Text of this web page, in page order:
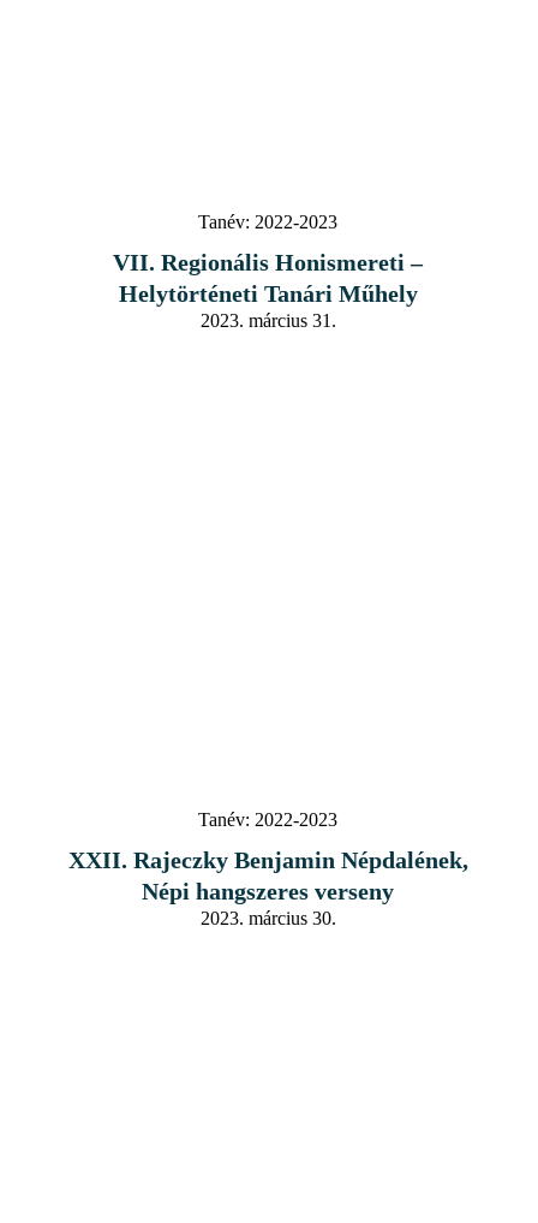
Tanév: 2022-2023
VII. Regionális Honismereti –
Helytörténeti Tanári Műhely
2023. március 31.
Tanév: 2022-2023
XXII. Rajeczky Benjamin Népdalének,
Népi hangszeres verseny
2023. március 30.